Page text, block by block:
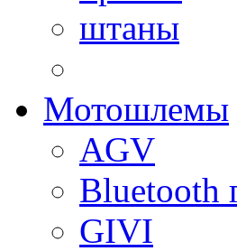
штаны
Мотошлемы
AGV
Bluetooth
GIVI